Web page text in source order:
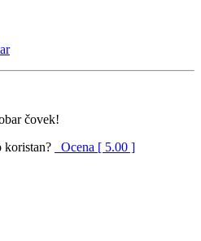
čovek!
koristan?
Ocena [ 5.00 ]